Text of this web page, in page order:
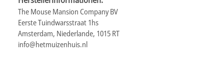
The Mouse Mansion Company BV
Eerste Tuindwarsstraat 1hs
Amsterdam, Niederlande, 1015 RT
info@hetmuizenhuis.nl